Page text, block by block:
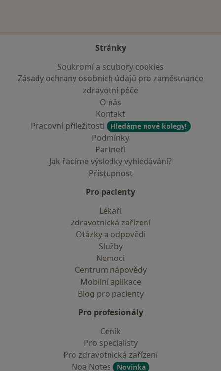
Stránky
Soukromí a soubory cookies
Zásady ochrany osobních údajů pro zaměstnance
zdravotní péče
O nás
Kontakt
Pracovní příležitosti
Hledáme nové kolegy!
Podmínky
Partneři
Jak řadíme výsledky vyhledávání?
Přístupnost
Pro pacienty
Lékaři
Zdravotnická zařízení
Otázky a odpovědi
Služby
Nemoci
Centrum nápovědy
Mobilní aplikace
Blog pro pacienty
Pro profesionály
Ceník
Pro specialisty
Pro zdravotnická zařízení
Noa Notes
Novinka